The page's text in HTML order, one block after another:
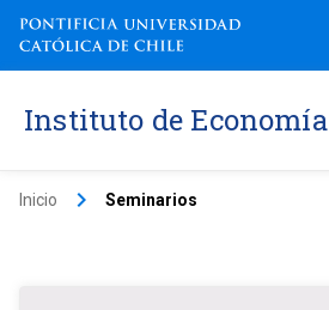
Instituto de Economía
Inicio keyboard_arrow_right Seminarios